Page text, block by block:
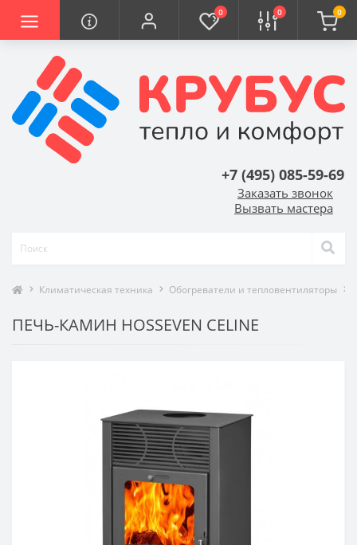
0 0 0
+7 (495) 085-59-69
Заказать звонок
Вызвать мастера
Климатическая техника Обогреватели и тепловентиляторы
ПЕЧЬ-КАМИН HOSSEVEN CELINE